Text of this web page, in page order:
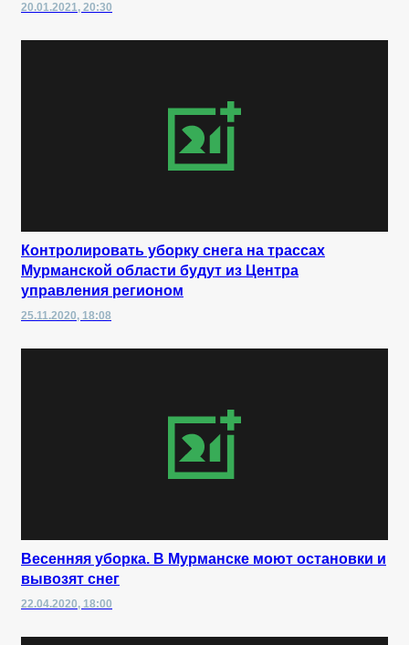
20.01.2021, 20:30
Контролировать уборку снега на трассах
Мурманской области будут из Центра
управления регионом
25.11.2020, 18:08
Весенняя уборка. В Мурманске моют остановки и
вывозят снег
22.04.2020, 18:00